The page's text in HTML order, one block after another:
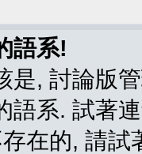
語系!
是, 討論版
語系. 試著
在的, 請